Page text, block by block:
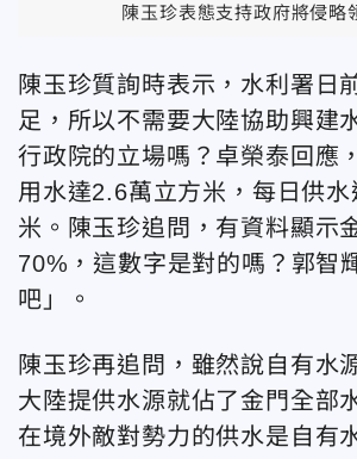
陳玉珍表態支持政府將侵
陳玉珍質詢時表示，水利署日
足，所以不需要大陸協助興建
行政院的立場嗎？卓榮泰回應
用水達2.6萬立方米，每日供
米。陳玉珍追問，有資料顯示
70%，這數字是對的嗎？郭智
吧」。
陳玉珍再追問，雖然說自有水
大陸提供水源就佔了金門全部
在境外敵對勢力的供水是自有